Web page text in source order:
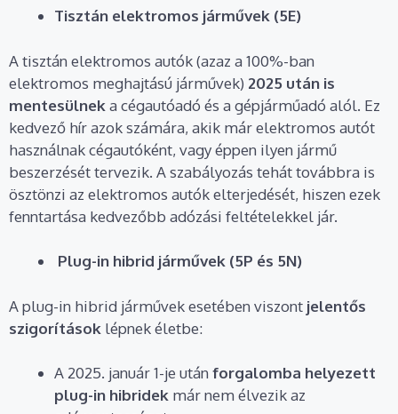
Tisztán elektromos járművek (5E)
A tisztán elektromos autók (azaz a 100%-ban
elektromos meghajtású járművek) 2025 után is
mentesülnek a cégautóadó és a gépjárműadó alól. Ez
kedvező hír azok számára, akik már elektromos autót
használnak cégautóként, vagy éppen ilyen jármű
beszerzését tervezik. A szabályozás tehát továbbra is
ösztönzi az elektromos autók elterjedését, hiszen ezek
fenntartása kedvezőbb adózási feltételekkel jár.
Plug-in hibrid járművek (5P és 5N)
A plug-in hibrid járművek esetében viszont jelentős
szigorítások lépnek életbe:
A 2025. január 1-je után forgalomba helyezett
plug-in hibridek már nem élvezik az